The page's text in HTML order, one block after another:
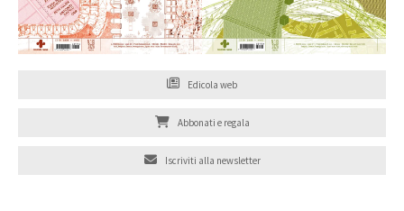
Edicola web
Abbonati e regala
Iscriviti alla newsletter